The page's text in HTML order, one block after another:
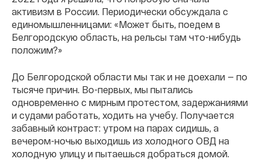
активизм в России. Периодически обсуждала с
единомышленницами: «Может быть, поедем в
Белгородскую область, на рельсы там что-нибудь
положим?»
До Белгородской области мы так и не доехали — по
тысяче причин. Во-первых, мы пытались
одновременно с мирным протестом, задержаниями
и судами работать, ходить на учебу. Получается
забавный контраст: утром на парах сидишь, а
вечером-ночью выходишь из холодного ОВД на
холодную улицу и пытаешься добраться домой.